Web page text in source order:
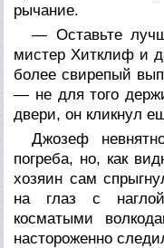
рычание.
— Оставьте
мистер Хитклиф и
более свирепый
— не для того
двери, он кликнул
Джозеф
погреба, но, как
хозяин сам
на глаз с
косматыми
настороженно